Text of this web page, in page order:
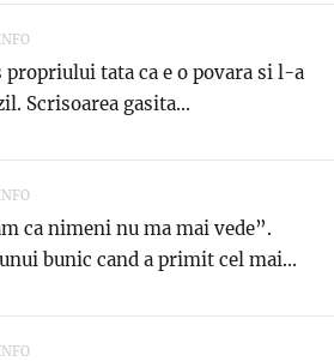
propriului tata ca e o povara si l-a
Scrisoarea gasita...
ca nimeni nu ma mai vede”.
bunic cand a primit cel mai...